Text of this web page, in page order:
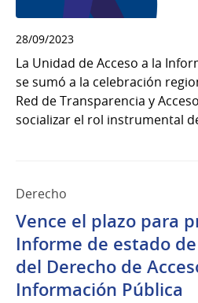
28/09/2023
La Unidad de Acceso a la
se sumó a la celebración
Red de Transparencia y
socializar el rol instrumental
Derecho
Vence el plazo para
Informe de estado
del Derecho de
Información Pública